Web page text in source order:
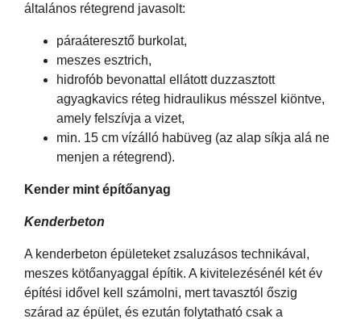
általános rétegrend javasolt:
páraáteresztő burkolat,
meszes esztrich,
hidrofób bevonattal ellátott duzzasztott
agyagkavics réteg hidraulikus mésszel kiöntve,
amely felszívja a vizet,
min. 15 cm vízálló habüveg (az alap síkja alá ne
menjen a rétegrend).
Kender mint építőanyag
Kenderbeton
A kenderbeton épületeket zsaluzásos technikával,
meszes kötőanyaggal építik. A kivitelezésénél két év
építési idővel kell számolni, mert tavasztól őszig
szárad az épület, és ezután folytatható csak a